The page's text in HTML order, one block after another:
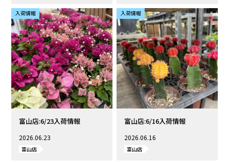
富山店:6/23入荷情報
2026.06.23
富山店
入荷情報
富山店:6/16入荷情報
2026.06.16
富山店
入荷情報